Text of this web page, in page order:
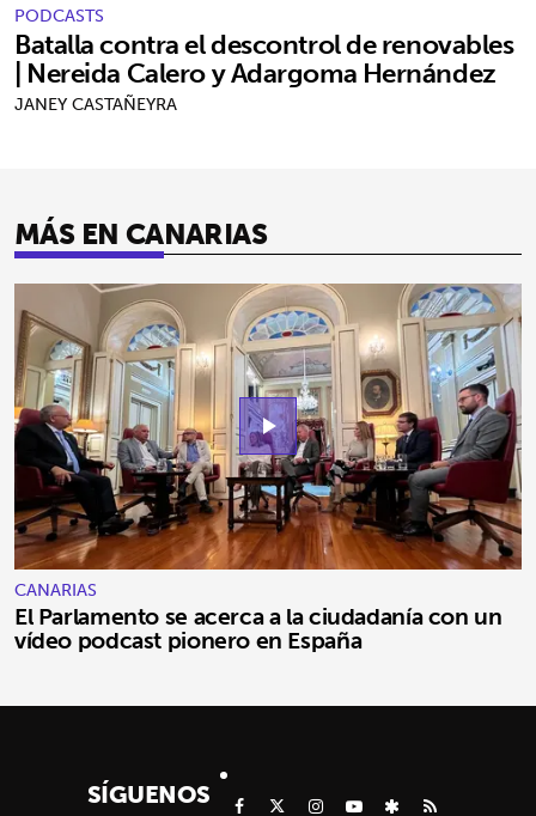
PODCASTS
Batalla contra el descontrol de renovables
| Nereida Calero y Adargoma Hernández
JANEY CASTAÑEYRA
MÁS EN CANARIAS
play_arrow
CANARIAS
El Parlamento se acerca a la ciudadanía con un
vídeo podcast pionero en España
SÍGUENOS